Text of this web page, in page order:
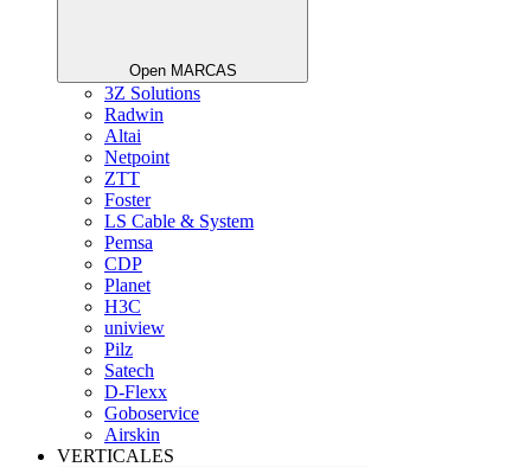
Open MARCAS
3Z Solutions
Radwin
Altai
Netpoint
ZTT
Foster
LS Cable & System
Pemsa
CDP
Planet
H3C
uniview
Pilz
Satech
D-Flexx
Goboservice
Airskin
VERTICALES